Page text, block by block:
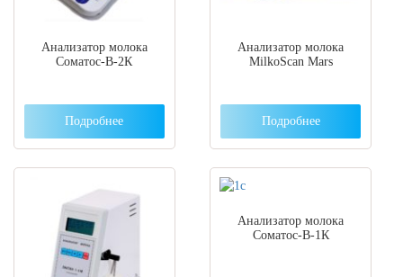
Анализатор молока
Соматос-В-2К
Подробнее
Анализатор молока
MilkoScan Mars
Подробнее
Анализатор молока
Соматос-В-1К